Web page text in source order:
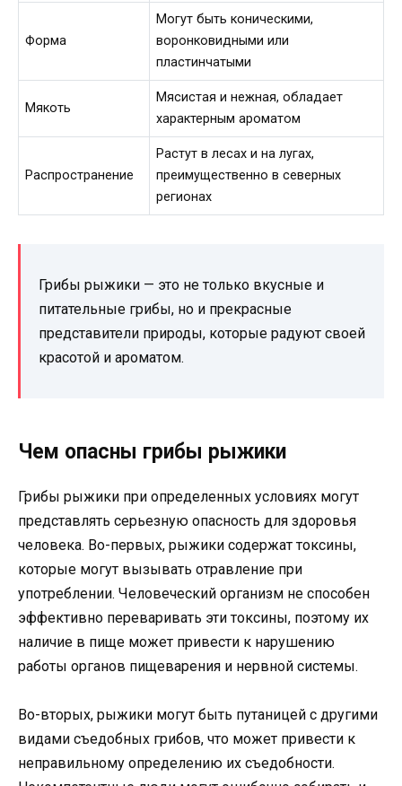
Форма
Могут быть коническими,
воронковидными или
пластинчатыми
Мякоть
Мясистая и нежная, обладает
характерным ароматом
Распространение
Растут в лесах и на лугах,
преимущественно в северных
регионах
Грибы рыжики — это не только вкусные и
питательные грибы, но и прекрасные
представители природы, которые радуют своей
красотой и ароматом.
Чем опасны грибы рыжики
Грибы рыжики при определенных условиях могут
представлять серьезную опасность для здоровья
человека. Во-первых, рыжики содержат токсины,
которые могут вызывать отравление при
употреблении. Человеческий организм не способен
эффективно переваривать эти токсины, поэтому их
наличие в пище может привести к нарушению
работы органов пищеварения и нервной системы.
Во-вторых, рыжики могут быть путаницей с другими
видами съедобных грибов, что может привести к
неправильному определению их съедобности.